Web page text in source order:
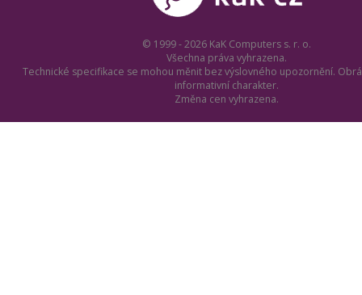
© 1999 - 2026 KaK Computers s. r. o.
Všechna práva vyhrazena.
Technické specifikace se mohou měnit bez výslovného upozornění.
informativní charakter.
Změna cen vyhrazena.